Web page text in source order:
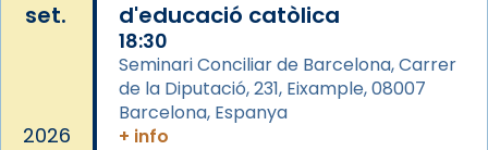
Santes a Mataró»🥵.
Photo
View on Facebook · Share
set.
2026
d'educació catòlica
18:30
Seminari Conciliar de Barcelona, Carrer
de la Diputació, 231, Eixample, 08007
Barcelona, Espanya
+ info